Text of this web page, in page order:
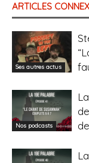
ARTICLES
Ses autres actus
Nos podcasts